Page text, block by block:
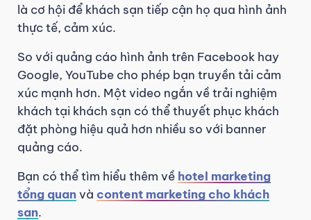
là cơ hội để khách sạn tiếp cận họ qua hình ảnh
thực tế, cảm xúc.
So với quảng cáo hình ảnh trên Facebook hay
Google, YouTube cho phép bạn truyền tải cảm
xúc mạnh hơn. Một video ngắn về trải nghiệm
khách tại khách sạn có thể thuyết phục khách
đặt phòng hiệu quả hơn nhiều so với banner
quảng cáo.
Bạn có thể tìm hiểu thêm về hotel marketing
tổng quanvà content marketing cho khách
sạn.